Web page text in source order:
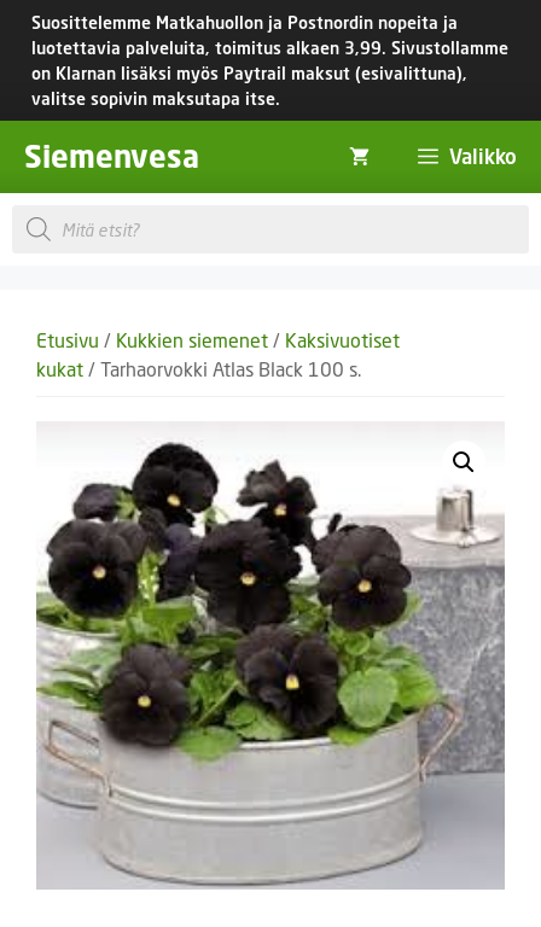
Siirry
sisältöön
Suosittelemme Matkahuollon ja Postnordin nopeita ja
luotettavia palveluita, toimitus alkaen 3,99. Sivustollamme
on Klarnan lisäksi myös Paytrail maksut (esivalittuna),
valitse sopivin maksutapa itse.
Siemenvesa Valikko
Products
search
Etusivu / Kukkien siemenet / Kaksivuotiset
kukat / Tarhaorvokki Atlas Black 100 s.